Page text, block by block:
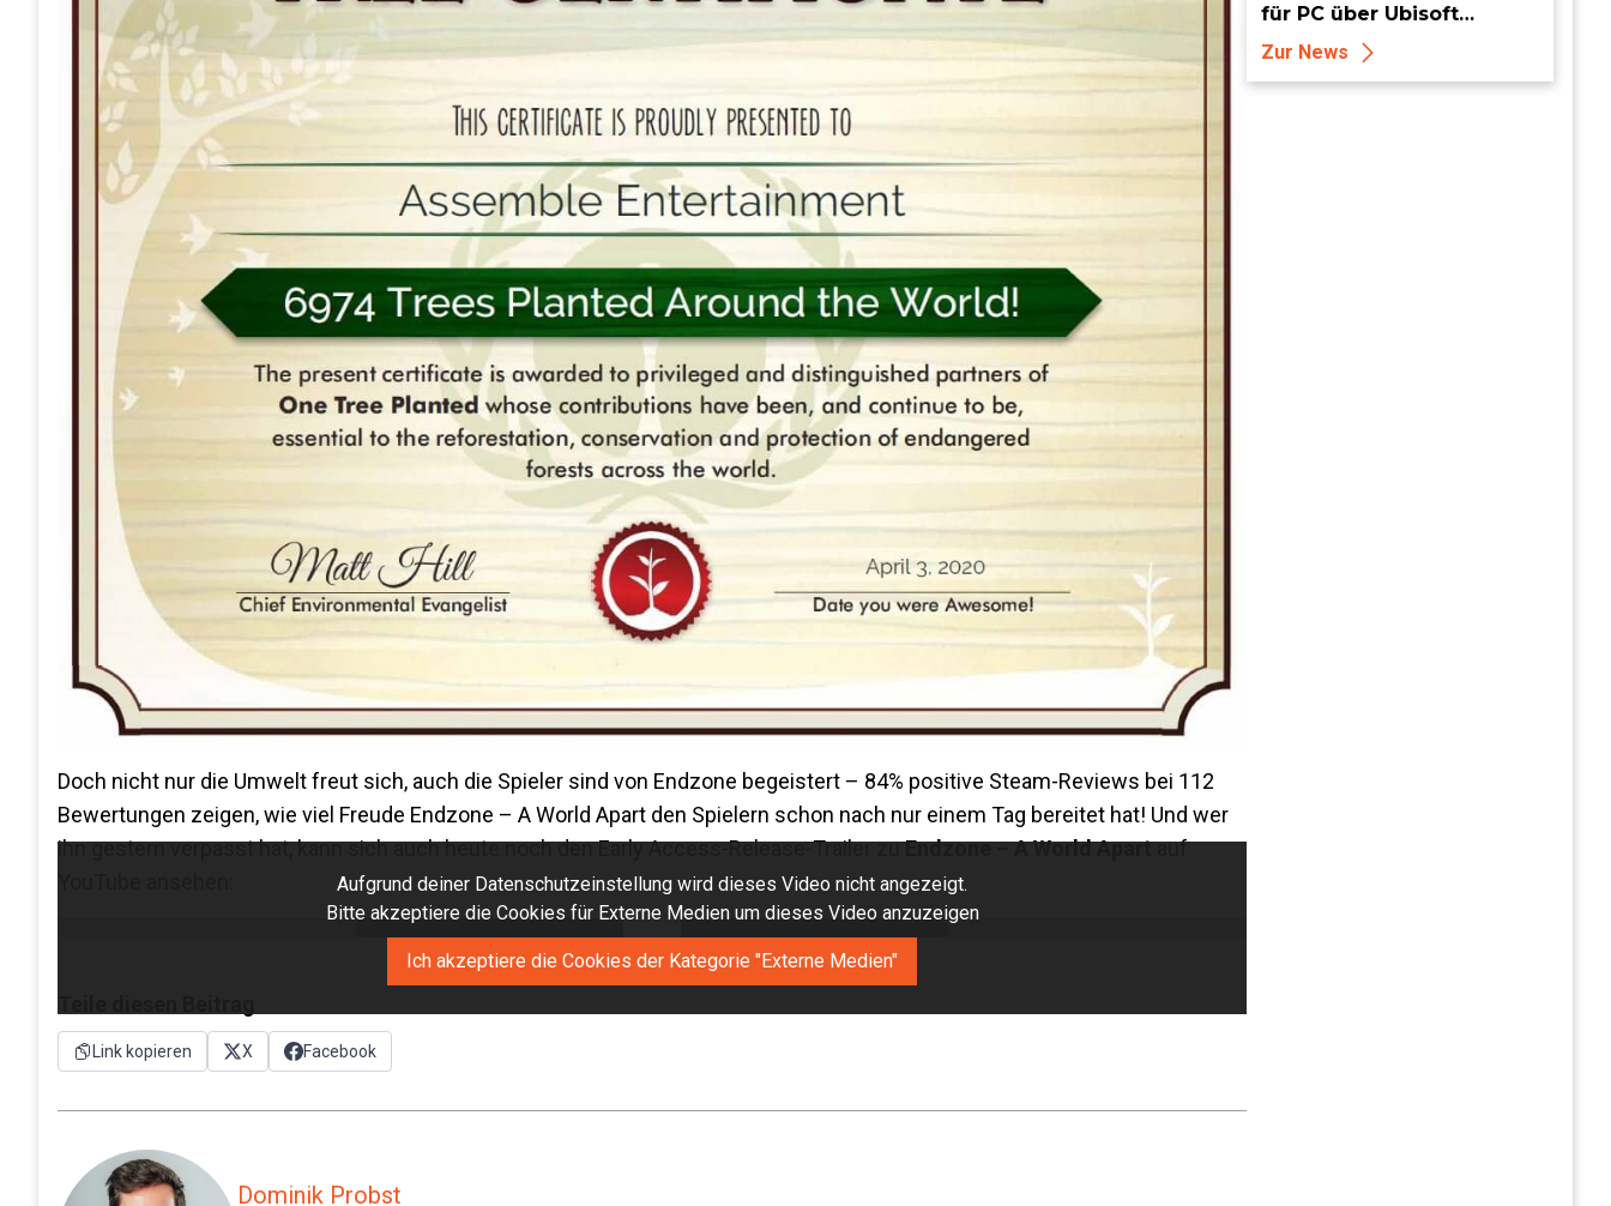
Doch nicht nur die Umwelt freut sich, auch die Spieler sind von Endzone begeistert – 84% positive Steam-Reviews bei 112
Bewertungen zeigen, wie viel Freude Endzone – A World Apart den Spielern schon nach nur einem Tag bereitet hat! Und wer
ihn gestern verpasst hat, kann sich auch heute noch den Early Access-Release-Trailer zuEndzone – A World Apartauf
Aufgrund deiner Datenschutzeinstellung wird dieses Video nicht angezeigt.
Bitte akzeptiere die Cookies für Externe Medien um dieses Video anzuzeigen
Ich akzeptiere die Cookies der Kategorie "Externe Medien"
Link kopieren X Facebook
Dominik Probst
für PC über Ubisoft
Connect und Steam
Zur News